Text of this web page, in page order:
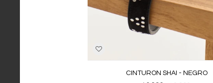
CINTURON SHAI - NEGRO